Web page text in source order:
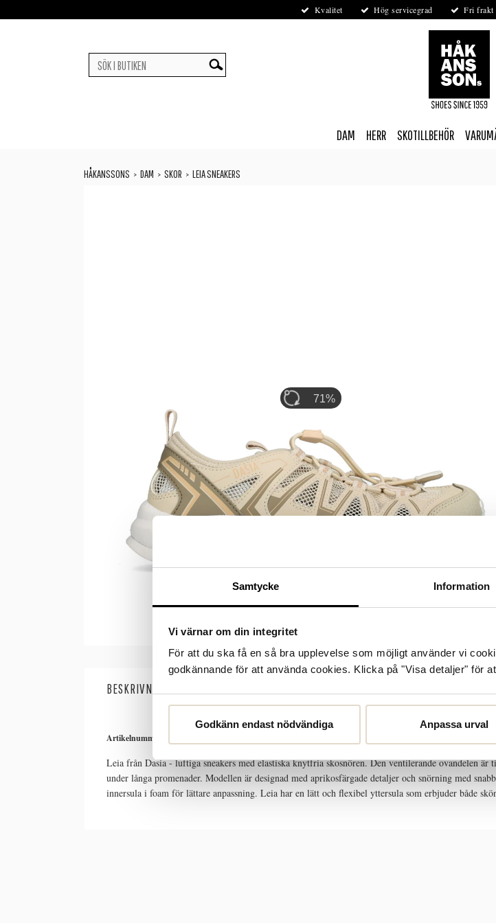
Samtycke Information
Vi värnar om din integritet
För att du ska få en så bra upplevelse som möjligt använder vi
godkännande för att använda cookies. Klicka på "Visa detaljer" för
Godkänn endast nödvändiga Anpassa urval
Kvalitet Hög servicegrad Fri
DAM HERR SKOTILLBEHÖR
HÅKANSSONS > DAM > SKOR > LEIA SNEAKERS
71%
BESKRIVNING
Artikelnummer:
Leia från Dasia - luftiga sneakers med elastiska knytfria skosnören. Den ventilerande ovandelen
under långa promenader. Modellen är designad med aprikosfärgade detaljer och snörning med
innersula i foam för lättare anpassning. Leia har en lätt och flexibel yttersula som erbjuder både